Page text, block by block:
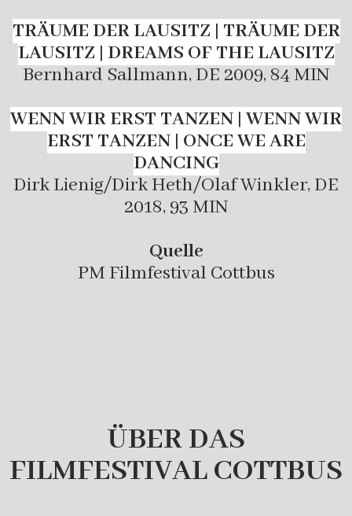
TRÄUME DER LAUSITZ | TRÄUME DER
LAUSITZ | DREAMS OF THE LAUSITZ
Bernhard Sallmann, DE 2009, 84 MIN
WENN WIR ERST TANZEN | WENN WIR
ERST TANZEN | ONCE WE ARE
DANCING
Dirk Lienig/Dirk Heth/Olaf Winkler, DE
2018, 93 MIN
Quelle
PM Filmfestival Cottbus
ÜBER DAS
FILMFESTIVAL COTTBUS